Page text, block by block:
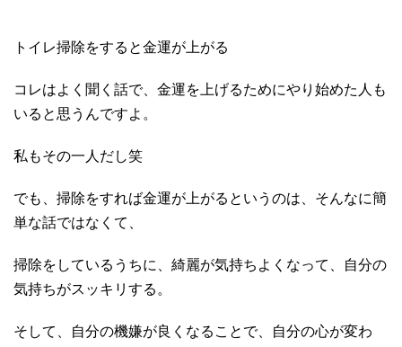
トイレ掃除をすると金運が上がる
コレはよく聞く話で、金運を上げるためにやり始めた人も
いると思うんですよ。
私もその一人だし笑
でも、掃除をすれば金運が上がるというのは、そんなに簡
単な話ではなくて、
掃除をしているうちに、綺麗が気持ちよくなって、自分の
気持ちがスッキリする。
そして、自分の機嫌が良くなることで、自分の心が変わ